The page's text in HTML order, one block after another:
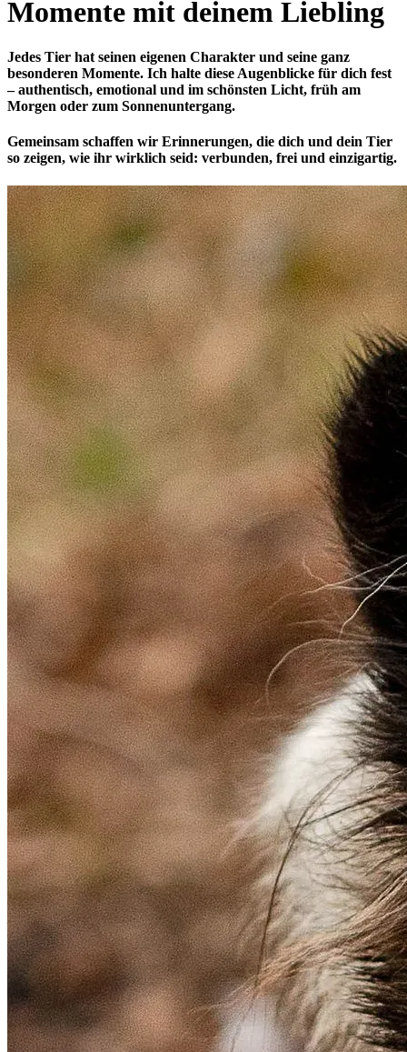
Momente mit deinem Liebling
Jedes Tier hat seinen eigenen Charakter und seine ganz
besonderen Momente. Ich halte diese Augenblicke für dich fest
– authentisch, emotional und im schönsten Licht, früh am
Morgen oder zum Sonnenuntergang.
Gemeinsam schaffen wir Erinnerungen, die dich und dein Tier
so zeigen, wie ihr wirklich seid: verbunden, frei und einzigartig.